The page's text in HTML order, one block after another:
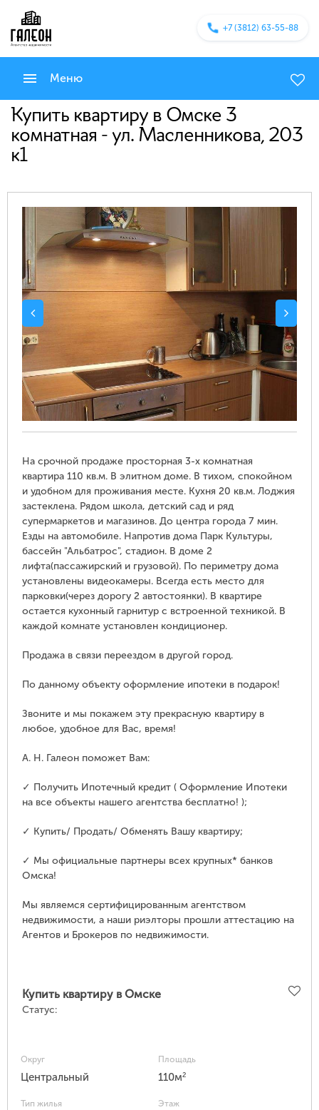
+7 (3812) 63-55-88
Меню
Купить квартиру в Омске 3
комнатная - ул. Масленникова, 203
к1
На срочной продаже просторная 3-х комнатная
квартира 110 кв.м. В элитном доме. В тихом, спокойном
и удобном для проживания месте. Кухня 20 кв.м. Лоджия
застеклена. Рядом школа, детский сад и ряд
супермаркетов и магазинов. До центра города 7 мин.
Езды на автомобиле. Напротив дома Парк Культуры,
бассейн "Альбатрос", стадион. В доме 2
лифта(пассажирский и грузовой). По периметру дома
установлены видеокамеры. Всегда есть место для
парковки(через дорогу 2 автостоянки). В квартире
остается кухонный гарнитур с встроенной техникой. В
каждой комнате установлен кондиционер.
Продажа в связи переездом в другой город.
По данному объекту оформление ипотеки в подарок!
Звоните и мы покажем эту прекрасную квартиру в
любое, удобное для Вас, время!
А. Н. Галеон поможет Вам:
✓ Получить Ипотечный кредит ( Оформление Ипотеки
на все объекты нашего агентства бесплатно! );
✓ Купить/ Продать/ Обменять Вашу квартиру;
✓ Мы официальные партнеры всех крупных* банков
Омска!
Мы являемся сертифицированным агентством
недвижимости, а наши риэлторы прошли аттестацию на
Агентов и Брокеров по недвижимости.
Купить квартиру в Омске
Статус:
Округ
Центральный
Площадь
110м2
Тип жилья Этаж